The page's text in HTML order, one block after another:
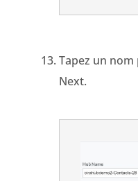
Tapez un
Next.